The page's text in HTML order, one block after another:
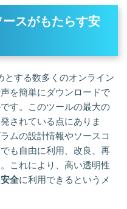
スがもたらす安
とする数多くのオンライン
を簡単にダウンロードで
す。このツールの最大の
されている点にありま
ムの設計情報やソースコ
も自由に利用、改良、再
これにより、高い透明性
安全に利用できるというメ